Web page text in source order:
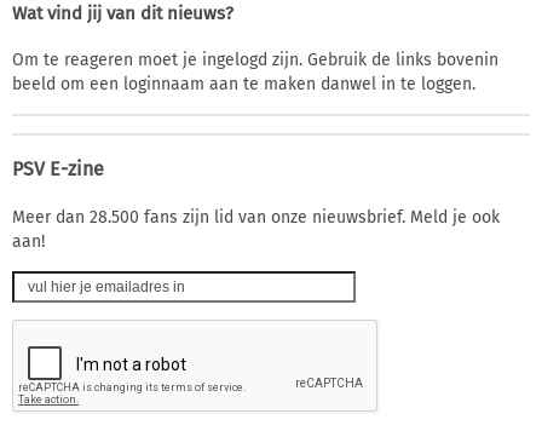
Wat vind jij van dit nieuws?
Om te reageren moet je ingelogd zijn. Gebruik de links bovenin
beeld om een loginnaam aan te maken danwel in te loggen.
PSV E-zine
Meer dan 28.500 fans zijn lid van onze nieuwsbrief. Meld je ook
aan!